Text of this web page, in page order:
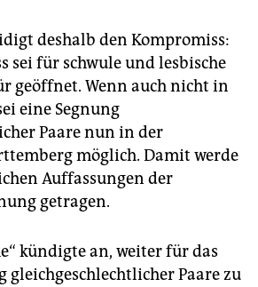
deshalb den Kompromiss:
sei für schwule und lesbische
geöffnet. Wenn auch nicht in
eine Segnung
Paare nun in der
möglich. Damit werde
Auffassungen der
getragen.
kündigte an, weiter für das
gleichgeschlechtlicher Paare zu